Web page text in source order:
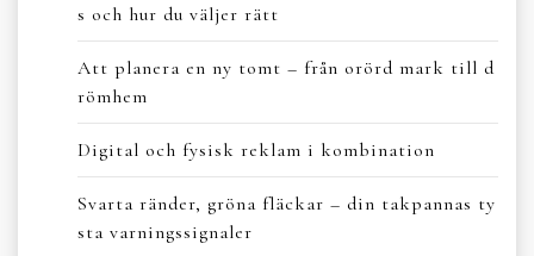
s och hur du väljer rätt
Att planera en ny tomt – från orörd mark till d
römhem
Digital och fysisk reklam i kombination
Svarta ränder, gröna fläckar – din takpannas ty
sta varningssignaler